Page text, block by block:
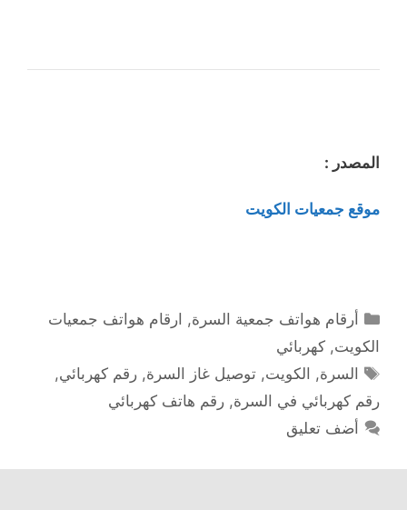
المصدر :
موقع جمعيات الكويت
التصنيفات
أرقام هواتف جمعية السرة, ارقام هواتف جمعيات
الكويت, كهربائي
الوسوم
السرة, الكويت,توصيل غاز السرة,رقم كهربائي,
رقم كهربائي في السرة, رقم هاتف كهربائي
أضف تعليق